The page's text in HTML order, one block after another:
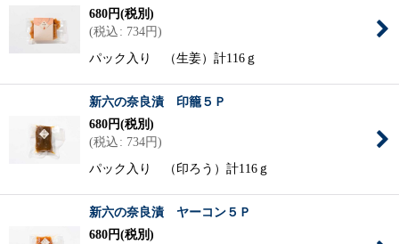
680円(税別)
(税込: 734円)
パック入り （生姜）計116ｇ
新六の奈良漬 印籠５Ｐ
680円(税別)
(税込: 734円)
パック入り （印ろう）計116ｇ
新六の奈良漬 ヤーコン５Ｐ
680円(税別)